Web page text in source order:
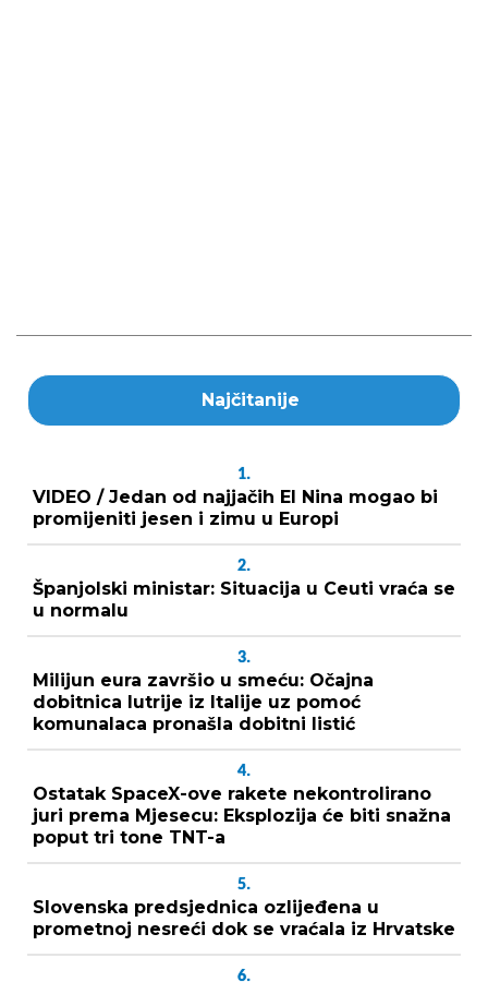
Najčitanije
1.
VIDEO / Jedan od najjačih El Nina mogao bi
promijeniti jesen i zimu u Europi
2.
Španjolski ministar: Situacija u Ceuti vraća se
u normalu
3.
Milijun eura završio u smeću: Očajna
dobitnica lutrije iz Italije uz pomoć
komunalaca pronašla dobitni listić
4.
Ostatak SpaceX-ove rakete nekontrolirano
juri prema Mjesecu: Eksplozija će biti snažna
poput tri tone TNT-a
5.
Slovenska predsjednica ozlijeđena u
prometnoj nesreći dok se vraćala iz Hrvatske
6.